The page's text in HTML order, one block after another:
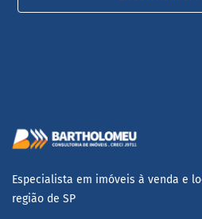
Especialista em imóveis à venda e
região de SP